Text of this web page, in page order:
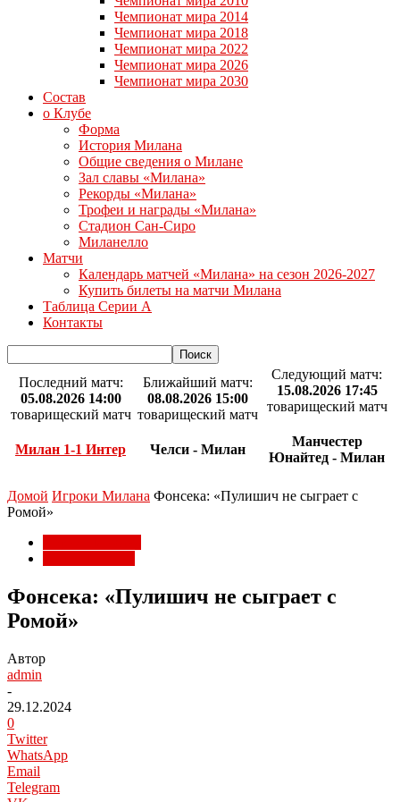
Чемпионат мира 2014
Чемпионат мира 2018
Чемпионат мира 2022
Чемпионат мира 2026
Чемпионат мира 2030
Состав
о Клубе
Форма
История Милана
Общие сведения о Милане
Зал славы «Милана»
Рекорды «Милана»
Трофеи и награды «Милана»
Стадион Сан-Сиро
Миланелло
Матчи
Календарь матчей «Милана» на сезон 2026-2027
Купить билеты на матчи Милана
Таблица Серии А
Контакты
Последний матч:
05.08.2026 14:00
товарищеский матч
Милан 1-1 Интер
Ближайший матч:
08.08.2026 15:00
товарищеский матч
Челси - Милан
Следующий матч:
15.08.2026 17:45
товарищеский матч
Манчестер
Юнайтед - Милан
Домой Игроки Милана Фонсека: «Пулишич не сыграет с
Ромой»
Фонсека: «Пулишич не сыграет с
Ромой»
Автор
admin
-
29.12.2024
0
Twitter
WhatsApp
Email
Telegram